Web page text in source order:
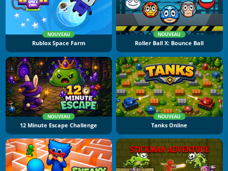
NOUVEAU
Rublox Space Farm
NOUVEAU
Roller Ball X: Bounce Ball
NOUVEAU
12 Minute Escape Challenge
NOUVEAU
Tanks Online